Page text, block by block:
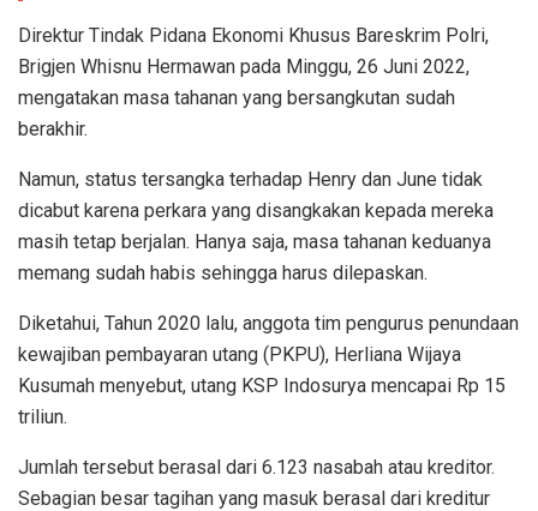
Direktur Tindak Pidana Ekonomi Khusus Bareskrim Polri,
Brigjen Whisnu Hermawan pada Minggu, 26 Juni 2022,
mengatakan masa tahanan yang bersangkutan sudah
berakhir.
Namun, status tersangka terhadap Henry dan June tidak
dicabut karena perkara yang disangkakan kepada mereka
masih tetap berjalan. Hanya saja, masa tahanan keduanya
memang sudah habis sehingga harus dilepaskan.
Diketahui, Tahun 2020 lalu, anggota tim pengurus penundaan
kewajiban pembayaran utang (PKPU), Herliana Wijaya
Kusumah menyebut, utang KSP Indosurya mencapai Rp 15
triliun.
Jumlah tersebut berasal dari 6.123 nasabah atau kreditor.
Sebagian besar tagihan yang masuk berasal dari kreditur